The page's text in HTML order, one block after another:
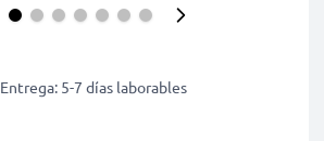
Entrega: 5-7 días laborables